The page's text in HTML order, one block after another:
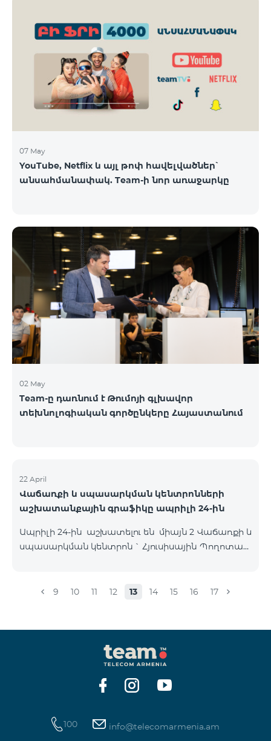
07 May
YouTube, Netflix և այլ թոփ հավելվածներ՝
անսահմանափակ. Team-ի նոր առաջարկը
02 May
Team-ը դառնում է Թումոյի գլխավոր
տեխնոլոգիական գործընկերը Հայաստանում
22 April
Վաճառքի և սպասարկման կենտրոնների
աշխատանքային գրաֆիկը ապրիլի 24-ին
Ապրիլի 24-ին աշխատելու են միայն 2 Վաճառքի և
սպասարկման կենտրոն ` Հյուսիսային Պողոտան
Հյուսիսային Պողոտա Հյուսիսային պողոտա 4 ,
ժամանման սրահ Շուրջօրյա
9 10 11 12 13 14 15 16 17
100 info@telecomarmenia.am